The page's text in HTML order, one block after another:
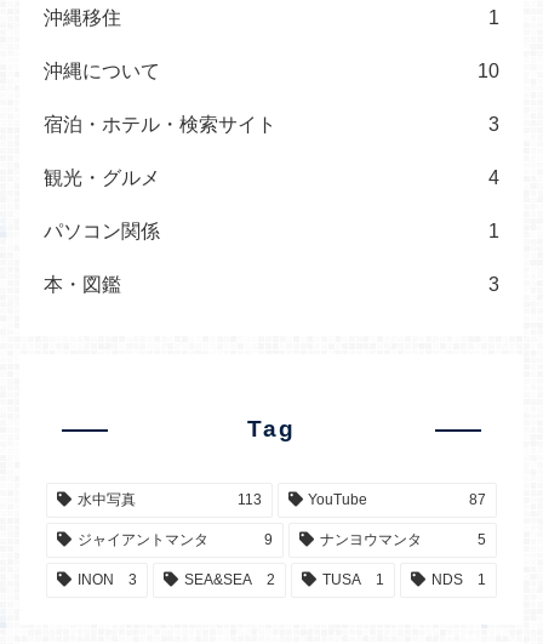
沖縄移住 1
沖縄について 10
宿泊・ホテル・検索サイト 3
観光・グルメ 4
パソコン関係 1
本・図鑑 3
Tag
水中写真 113 YouTube 87
ジャイアントマンタ 9 ナンヨウマンタ 5
INON 3 SEA&SEA 2 TUSA 1 NDS 1